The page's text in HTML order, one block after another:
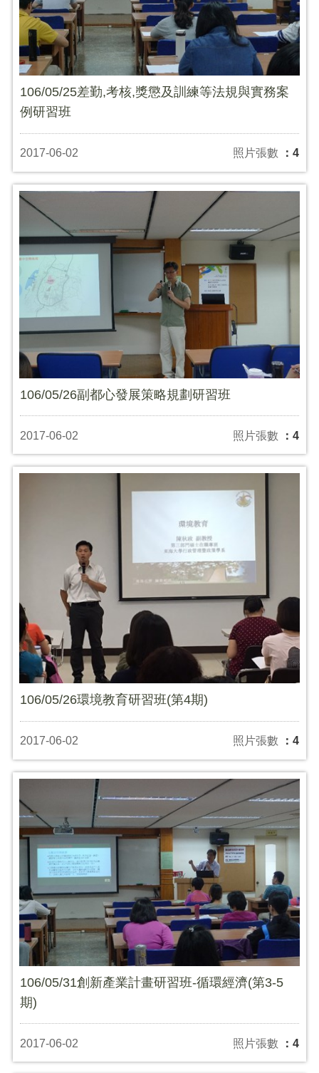
106/05/25差勤,考核,獎懲及訓練等法規與實務案
例研習班
2017-06-02 照片張數 ：4
106/05/26副都心發展策略規劃研習班
2017-06-02 照片張數 ：4
106/05/26環境教育研習班(第4期)
2017-06-02 照片張數 ：4
106/05/31創新產業計畫研習班-循環經濟(第3-5
期)
2017-06-02 照片張數 ：4